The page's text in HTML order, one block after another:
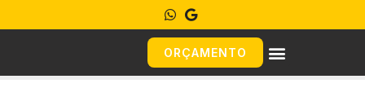
ORÇAMENTO